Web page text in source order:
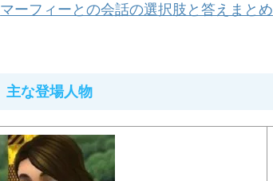
マーフィーとの会話の選択肢と答えまとめ
主な登場人物